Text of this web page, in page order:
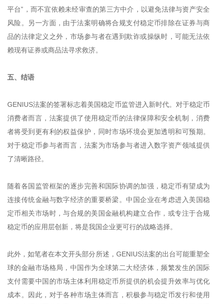
平台”，而不宜依赖未经审查的第三方中介，以避免法律与资产安全
风险。另一方面，由于法案明确将合规支付稳定币排除在证券与商
品的法律定义之外，市场参与者在遇到欺诈或操纵时，可能无法依
赖现有证券或商品法寻求救济。
五、结语
GENIUS法案的签署标志着美国稳定币监管进入新时代。对于稳定币
消费者而言，法案提供了使用稳定币的法律保障和安全机制，消费
者将受到更有利的权益保护，同时市场环境会更加透明和可预期。
对于稳定币参与者而言，法案为市场参与者进入数字资产领域提供
了清晰路径。
随着各国监管框架的逐步完善和国际协调的加强，稳定币有望成为
连接传统金融与数字经济的重要桥梁。中国企业在考虑进入美国稳
定币相关市场时，与合规的美国金融机构建立合作，或专注于合规
稳定币的应用层创新，将是我国企业更可行的战略选择。
此外，如笔者在本文开头部分所述，GENIUS法案的出台可能重塑全
球的金融市场格局，中国作为全球第二大经济体，频繁发生的国际
支付需要中国的市场主体利用稳定币所提供的机会提升效率与优化
成本。因此，对于各种市场主体而言，积极参与稳定币发行和使用